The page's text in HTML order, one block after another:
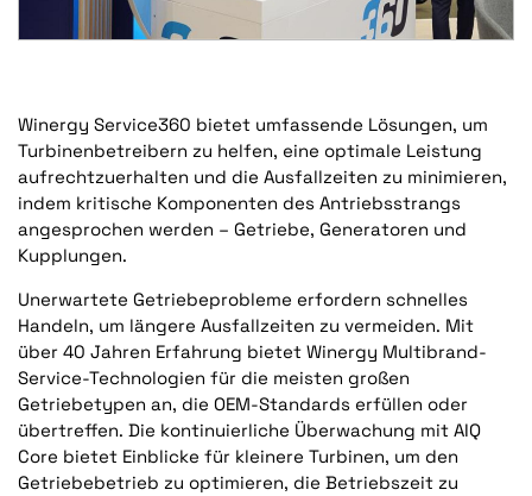
Winergy Service360 bietet umfassende Lösungen, um
Turbinenbetreibern zu helfen, eine optimale Leistung
aufrechtzuerhalten und die Ausfallzeiten zu minimieren,
indem kritische Komponenten des Antriebsstrangs
angesprochen werden – Getriebe, Generatoren und
Kupplungen.
Unerwartete Getriebeprobleme erfordern schnelles
Handeln, um längere Ausfallzeiten zu vermeiden. Mit
über 40 Jahren Erfahrung bietet Winergy Multibrand-
Service-Technologien für die meisten großen
Getriebetypen an, die OEM-Standards erfüllen oder
übertreffen. Die kontinuierliche Überwachung mit AIQ
Core bietet Einblicke für kleinere Turbinen, um den
Getriebebetrieb zu optimieren, die Betriebszeit zu